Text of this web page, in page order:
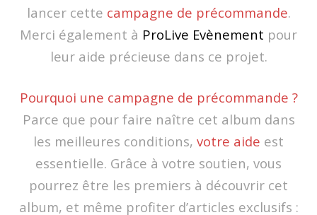
lancer cette campagne de précommande.
Merci également à ProLive Evènement pour
leur aide précieuse dans ce projet.
Pourquoi une campagne de précommande ?
Parce que pour faire naître cet album dans
les meilleures conditions, votre aide est
essentielle. Grâce à votre soutien, vous
pourrez être les premiers à découvrir cet
album, et même profiter d’articles exclusifs :